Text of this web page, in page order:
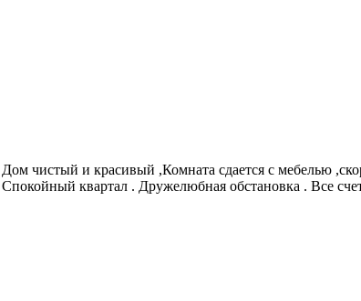
чистый и красивый ,Комната сдается с мебелью
квартал . Дружелюбная обстановка . Все